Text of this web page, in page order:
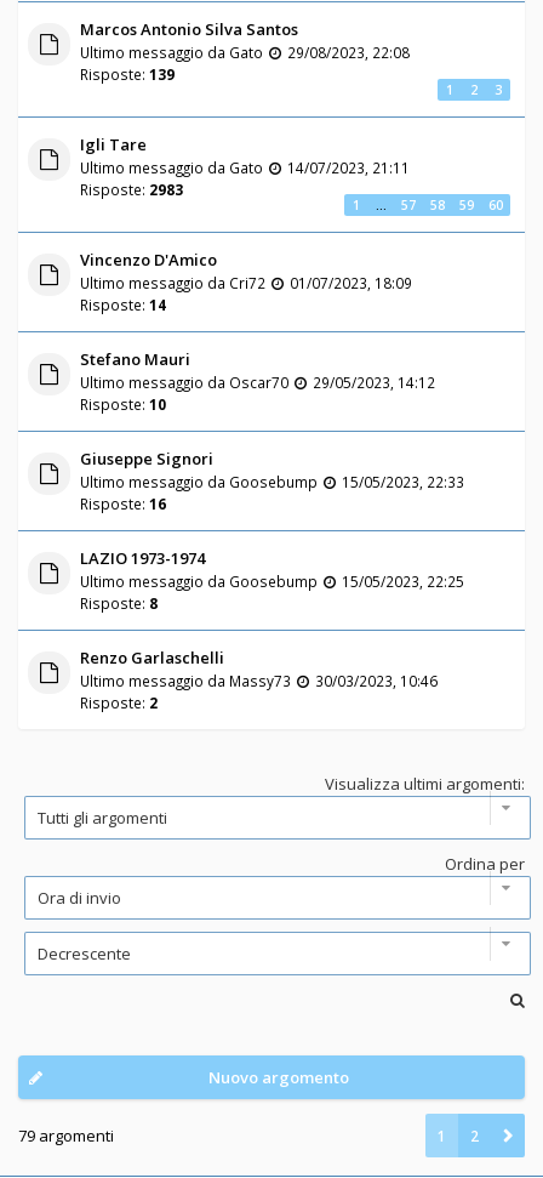
Marcos Antonio Silva Santos
Ultimo messaggio da Gato
29/08/2023, 22:08
Risposte: 139
1 2 3
Igli Tare
Ultimo messaggio da Gato
14/07/2023, 21:11
Risposte: 2983
1 … 57 58 59 60
Vincenzo D'Amico
Ultimo messaggio da Cri72
01/07/2023, 18:09
Risposte: 14
Stefano Mauri
Ultimo messaggio da Oscar70
29/05/2023, 14:12
Risposte: 10
Giuseppe Signori
Ultimo messaggio da Goosebump
15/05/2023, 22:33
Risposte: 16
LAZIO 1973-1974
Ultimo messaggio da Goosebump
15/05/2023, 22:25
Risposte: 8
Renzo Garlaschelli
Ultimo messaggio da Massy73
30/03/2023, 10:46
Risposte: 2
Visualizza ultimi argomenti:
Ordina per
Nuovo argomento
79 argomenti 1 2